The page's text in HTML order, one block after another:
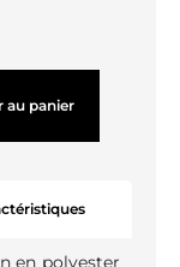
au panier
en polyester